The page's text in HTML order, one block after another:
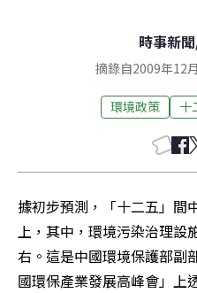
時事新聞
摘錄自2009年12
環境政策 十
據初步預測，「十二五」間
上，其中，環境污染治理設
右。這是中國環境保護部副
國環保產業發展高峰會」上